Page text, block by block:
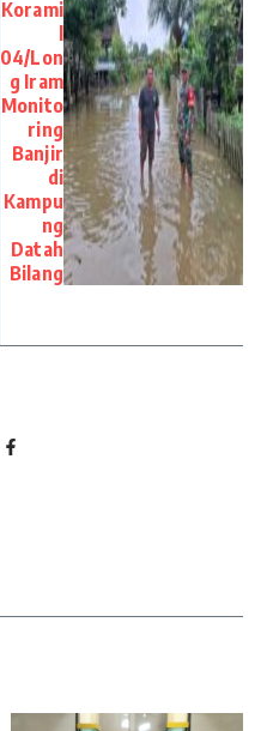
Korami
04/Lon
g Iram
Monito
ring
Banjir
di
Kampu
ng
Datah
Bilang